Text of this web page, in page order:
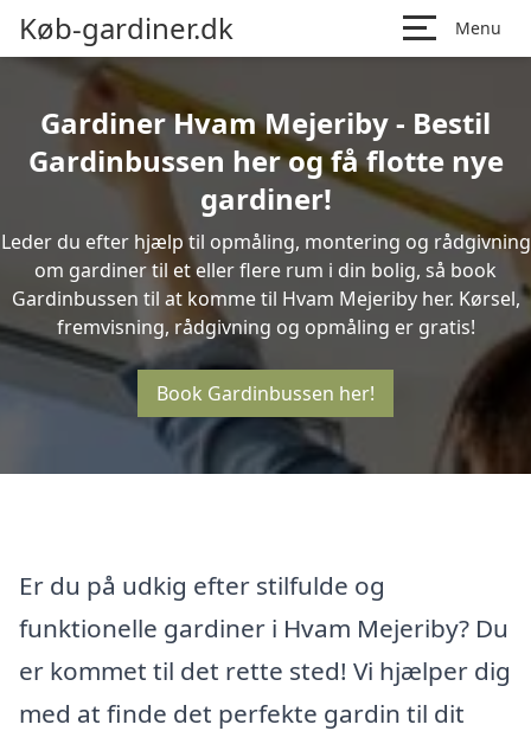
Køb-gardiner.dk Menu
Gardiner Hvam Mejeriby - Bestil
Gardinbussen her og få flotte nye
gardiner!
Leder du efter hjælp til opmåling, montering og rådgivning
om gardiner til et eller flere rum i din bolig, så book
Gardinbussen til at komme til Hvam Mejeriby her. Kørsel,
fremvisning, rådgivning og opmåling er gratis!
Book Gardinbussen her!
Er du på udkig efter stilfulde og
funktionelle gardiner i Hvam Mejeriby? Du
er kommet til det rette sted! Vi hjælper dig
med at finde det perfekte gardin til dit